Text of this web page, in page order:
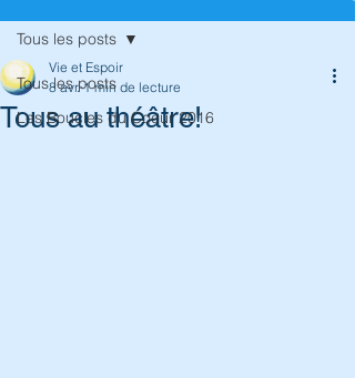
Tous les posts
Les Boucles du Coeur 2016
Tous les posts
Tous au théâtre!
Vie et Espoir
8 avr. 1 min de lecture